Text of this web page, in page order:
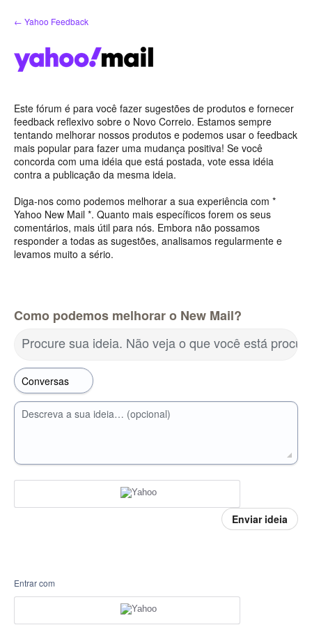
para
conteúdo
← Yahoo Feedback
Este fórum é para você fazer sugestões de produtos e fornecer
feedback reflexivo sobre o Novo Correio. Estamos sempre
tentando melhorar nossos produtos e podemos usar o feedback
mais popular para fazer uma mudança positiva! Se você
concorda com uma idéia que está postada, vote essa idéia
contra a publicação da mesma ideia.
Diga-nos como podemos melhorar a sua experiência com *
Yahoo New Mail *. Quanto mais específicos forem os seus
comentários, mais útil para nós. Embora não possamos
responder a todas as sugestões, analisamos regularmente e
levamos muito a sério.
Como podemos melhorar o New Mail?
Procure sua ideia. Não veja o que você está
Descreva a sua ideia… (opcional)
Enviar ideia
Entrar com